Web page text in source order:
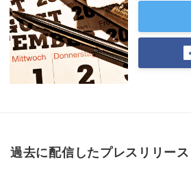
過去に配信したプレスリリース